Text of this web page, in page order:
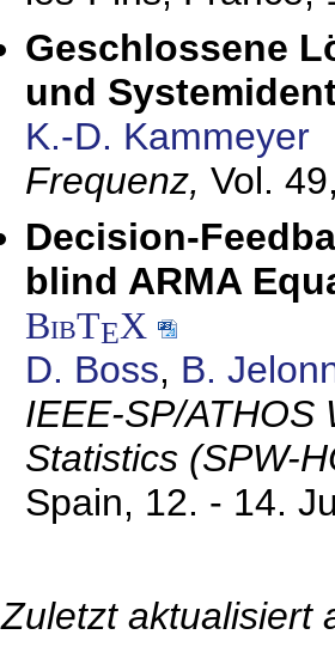
Geschlossene
und
K.-D. Kammeyer
Frequenz, Vol.
Decision-
blind ARMA
BibTEX
D. Boss, B.
IEEE-SP/ATHOS
Statistics (SPW-
Spain, 12. - 14.
Zuletzt aktualisiert